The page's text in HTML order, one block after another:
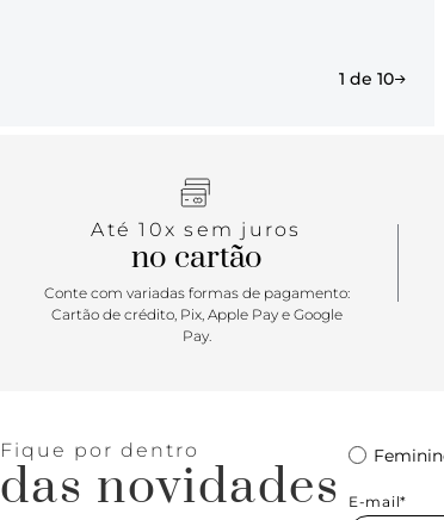
1 de 10
Até 10x sem juros
no cartão
Conte com variadas formas de pagamento:
Cartão de crédito, Pix, Apple Pay e Google
Pay.
Fique por dentro
das novidades
E-mail*